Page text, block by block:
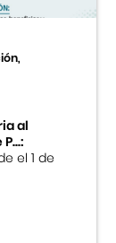
al
el 1 de